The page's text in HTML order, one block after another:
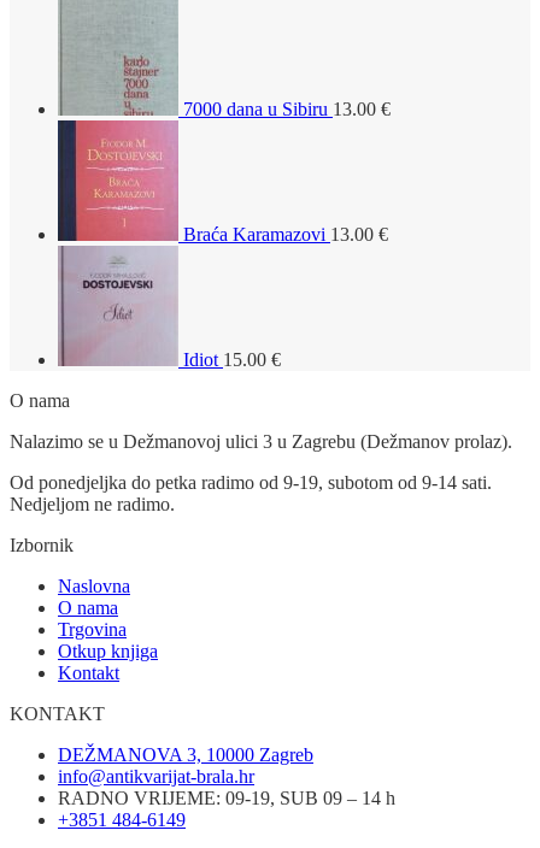
7000 dana u Sibiru 13.00 €
Braća Karamazovi 13.00 €
Idiot 15.00 €
O nama
Nalazimo se u Dežmanovoj ulici 3 u Zagrebu (Dežmanov prolaz).
Od ponedjeljka do petka radimo od 9-19, subotom od 9-14 sati.
Nedjeljom ne radimo.
Izbornik
Naslovna
O nama
Trgovina
Otkup knjiga
Kontakt
KONTAKT
DEŽMANOVA 3, 10000 Zagreb
info@antikvarijat-brala.hr
RADNO VRIJEME: 09-19, SUB 09 – 14 h
+3851 484-6149